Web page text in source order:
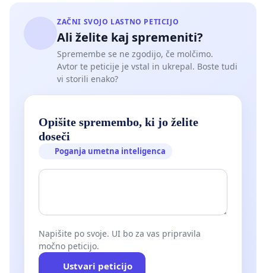
ZAČNI SVOJO LASTNO PETICIJO
Ali želite kaj spremeniti?
Spremembe se ne zgodijo, če molčimo.
Avtor te peticije je vstal in ukrepal. Boste tudi
vi storili enako?
Opišite spremembo, ki jo želite
doseči
Poganja umetna inteligenca
Napišite po svoje. UI bo za vas pripravila
močno peticijo.
Ustvari peticijo